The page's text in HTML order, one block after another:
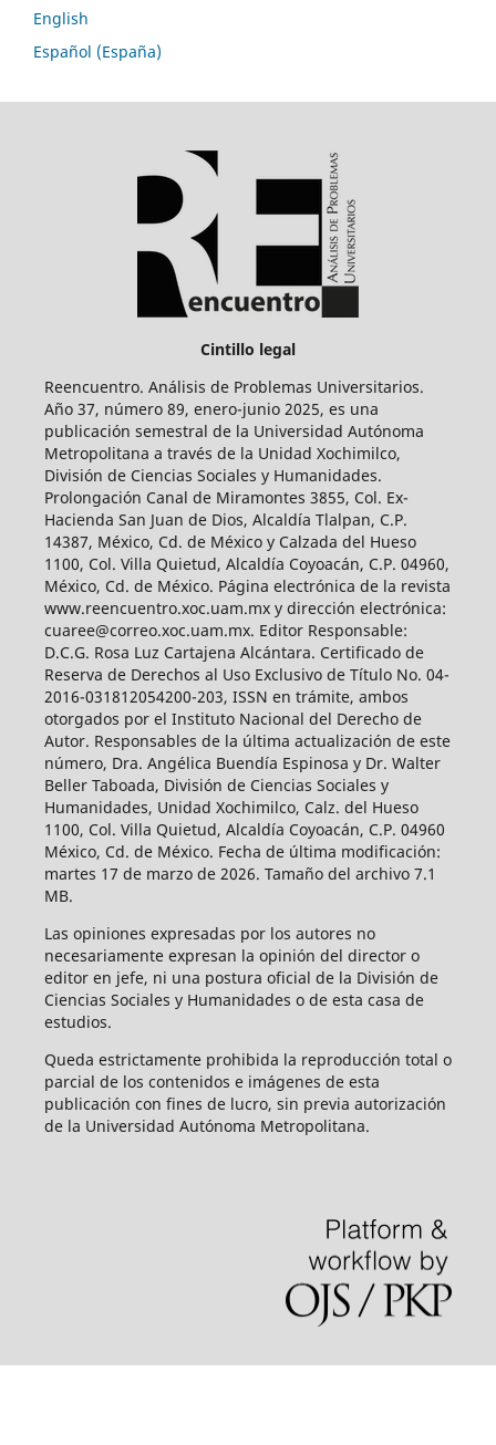
English
Español (España)
Cintillo legal
Reencuentro. Análisis de Problemas Universitarios.
Año 37, número 89, enero-junio 2025, es una
publicación semestral de la Universidad Autónoma
Metropolitana a través de la Unidad Xochimilco,
División de Ciencias Sociales y Humanidades.
Prolongación Canal de Miramontes 3855, Col. Ex-
Hacienda San Juan de Dios, Alcaldía Tlalpan, C.P.
14387, México, Cd. de México y Calzada del Hueso
1100, Col. Villa Quietud, Alcaldía Coyoacán, C.P. 04960,
México, Cd. de México. Página electrónica de la revista
www.reencuentro.xoc.uam.mx y dirección electrónica:
cuaree@correo.xoc.uam.mx. Editor Responsable:
D.C.G. Rosa Luz Cartajena Alcántara. Certificado de
Reserva de Derechos al Uso Exclusivo de Título No. 04-
2016-031812054200-203, ISSN en trámite, ambos
otorgados por el Instituto Nacional del Derecho de
Autor. Responsables de la última actualización de este
número, Dra. Angélica Buendía Espinosa y Dr. Walter
Beller Taboada, División de Ciencias Sociales y
Humanidades, Unidad Xochimilco, Calz. del Hueso
1100, Col. Villa Quietud, Alcaldía Coyoacán, C.P. 04960
México, Cd. de México. Fecha de última modificación:
martes 17 de marzo de 2026. Tamaño del archivo 7.1
MB.
Las opiniones expresadas por los autores no
necesariamente expresan la opinión del director o
editor en jefe, ni una postura oficial de la División de
Ciencias Sociales y Humanidades o de esta casa de
estudios.
Queda estrictamente prohibida la reproducción total o
parcial de los contenidos e imágenes de esta
publicación con fines de lucro, sin previa autorización
de la Universidad Autónoma Metropolitana.